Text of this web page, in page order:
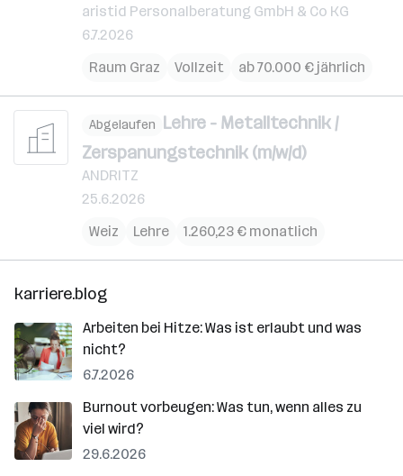
aristid Personalberatung GmbH & Co KG
6.7.2026
Raum Graz
Vollzeit ab 70.000 € jährlich
Abgelaufen Lehre - Metalltechnik /
Zerspanungstechnik (m/w/d)
ANDRITZ
25.6.2026
Weiz
Lehre 1.260,23 € monatlich
karriere.blog
Arbeiten bei Hitze: Was ist erlaubt und was
nicht?
6.7.2026
Burnout vorbeugen: Was tun, wenn alles zu
viel wird?
29.6.2026